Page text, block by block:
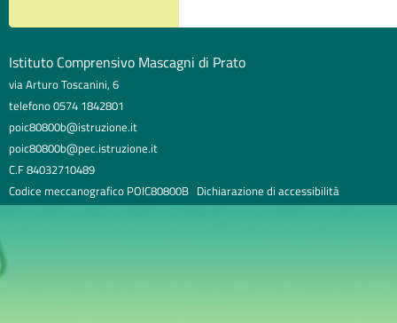
Istituto Comprensivo Mascagni di Prato
via Arturo Toscanini, 6
telefono 0574 1842801
poic80800b@istruzione.it
poic80800b@pec.istruzione.it
C.F 84032710489
Codice meccanografico POIC80800B Dichiarazione di accessibilità